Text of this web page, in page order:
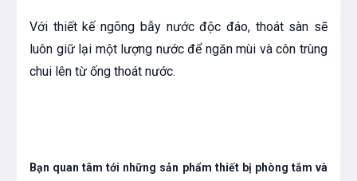
Với thiết kế ngõng bẫy nước độc đáo, thoát sàn sẽ
luôn giữ lại một lượng nước để ngăn mùi và côn trùng
chui lên từ ống thoát nước.
Bạn quan tâm tới những sản phẩm thiết bị phòng tắm và